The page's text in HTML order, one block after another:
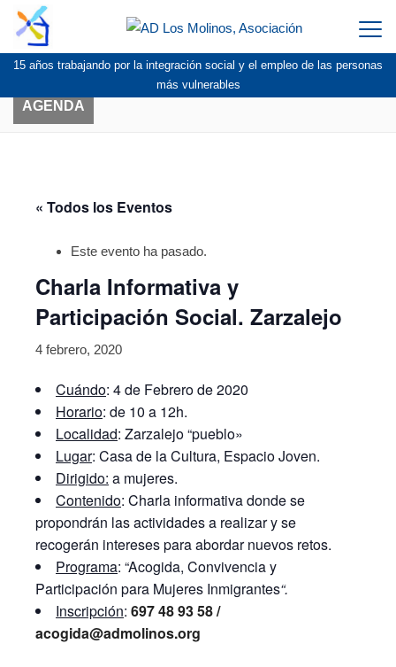
15 años trabajando por la integración social y el empleo de las personas
más vulnerables
AGENDA
« Todos los Eventos
Este evento ha pasado.
Charla Informativa y
Participación Social. Zarzalejo
4 febrero, 2020
Cuándo: 4 de Febrero de 2020
Horario: de 10 a 12h.
Localidad: Zarzalejo “pueblo»
Lugar: Casa de la Cultura, Espacio Joven.
Dirigido: a mujeres.
Contenido: Charla informativa donde se
propondrán las actividades a realizar y se
recogerán intereses para abordar nuevos retos.
Programa: “Acogida, Convivencia y
Participación para Mujeres Inmigrantes“.
Inscripción: 697 48 93 58 /
acogida@admolinos.org